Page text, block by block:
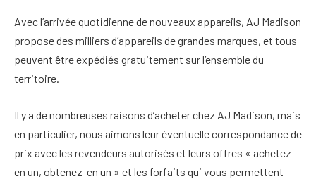
Avec l’arrivée quotidienne de nouveaux appareils, AJ Madison
propose des milliers d’appareils de grandes marques, et tous
peuvent être expédiés gratuitement sur l’ensemble du
territoire.
Il y a de nombreuses raisons d’acheter chez AJ Madison, mais
en particulier, nous aimons leur éventuelle correspondance de
prix avec les revendeurs autorisés et leurs offres « achetez-
en un, obtenez-en un » et les forfaits qui vous permettent